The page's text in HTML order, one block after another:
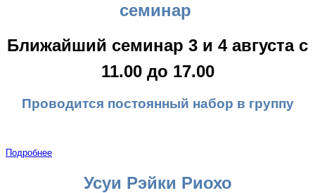
семинар
Ближайший семинар 3 и 4 августа с
11.00 до 17.00
Проводится постоянный набор в группу
Подробнее
Усуи Рэйки Риохо